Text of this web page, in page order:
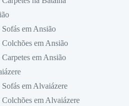
em Ansião
em Ansião
em Ansião
em Alvaiázere
em Alvaiázere